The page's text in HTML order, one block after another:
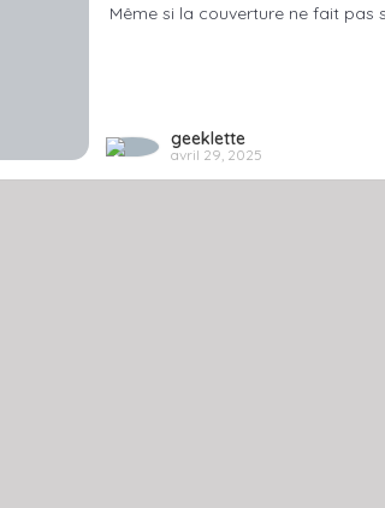
Même si la couverture ne fait pas
geeklette
avril 29, 2025